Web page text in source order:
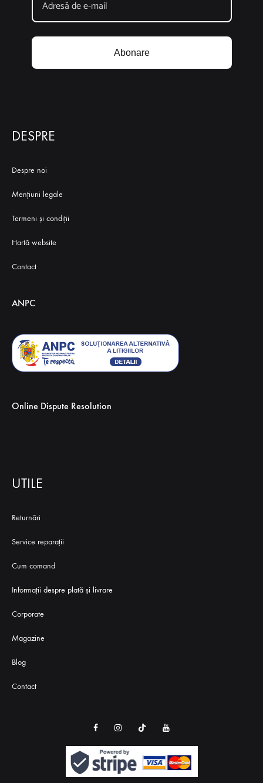
Abonare
DESPRE
Despre noi
Mențiuni legale
Termeni și condiții
Hartă website
Contact
ANPC
Online Dispute Resolution
UTILE
Returnări
Service reparaţii
Cum comand
Informații despre plată și livrare
Corporate
Magazine
Blog
Contact
Facebook
InstagramTikTok Youtube